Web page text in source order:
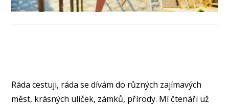
Ráda cestuji, ráda se dívám do různých zajímavých
měst, krásných uliček, zámků, přírody. Mí čtenáři už